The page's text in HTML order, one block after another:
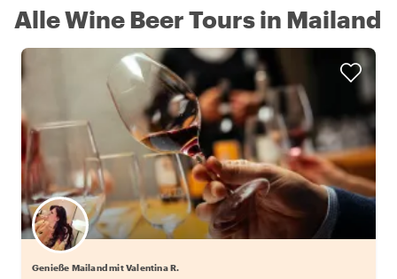
Alle Wine Beer Tours in Mailand
Genieße Mailand mit Valentina R.